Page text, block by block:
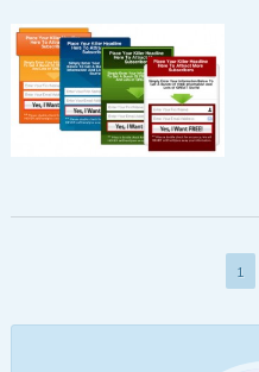
1